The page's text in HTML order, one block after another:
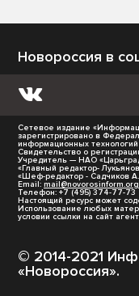
Новороссия в
Сетевое издание
зарегистрировано в
информационных
Свидетельство о
Учредитель — НАО
«Главный редактор-
«Шеф-редактор - Садчиков
Email: mail@novorosinform.org
Телефон: +7 (495) 374-77-73
Настоящий ресурс может
Использование любых
условии ссылки на сайт
© 2014-2021
«Новороссия».